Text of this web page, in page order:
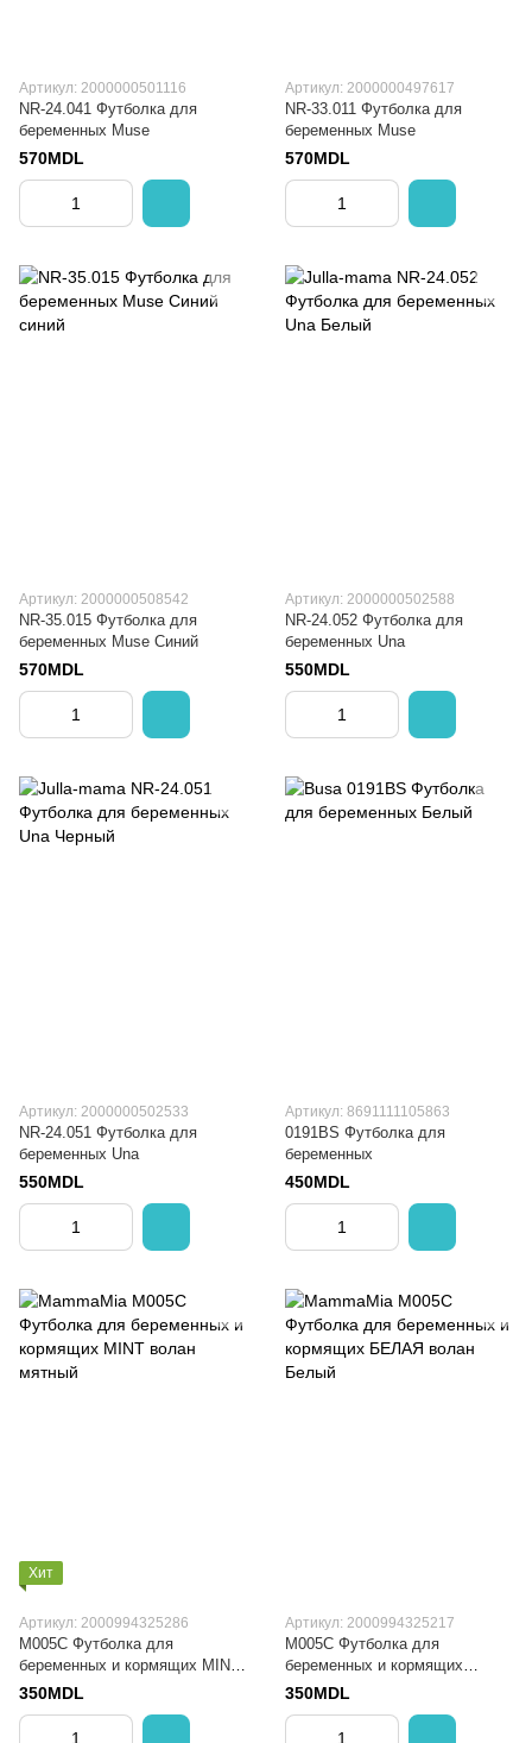
Артикул: 2000000501116
NR-24.041 Футболка для
беременных Muse
570MDL
Артикул: 2000000497617
NR-33.011 Футболка для
беременных Muse
570MDL
Артикул: 2000000508542
NR-35.015 Футболка для
беременных Muse Синий
570MDL
Артикул: 2000000502588
NR-24.052 Футболка для
беременных Una
550MDL
Артикул: 2000000502533
NR-24.051 Футболка для
беременных Una
550MDL
Артикул: 8691111105863
0191BS Футболка для
беременных
450MDL
Хит
Артикул: 2000994325286
M005C Футболка для
беременных и кормящих MINT
волан
350MDL
Артикул: 2000994325217
M005C Футболка для
беременных и кормящих
БЕЛАЯ волан
350MDL